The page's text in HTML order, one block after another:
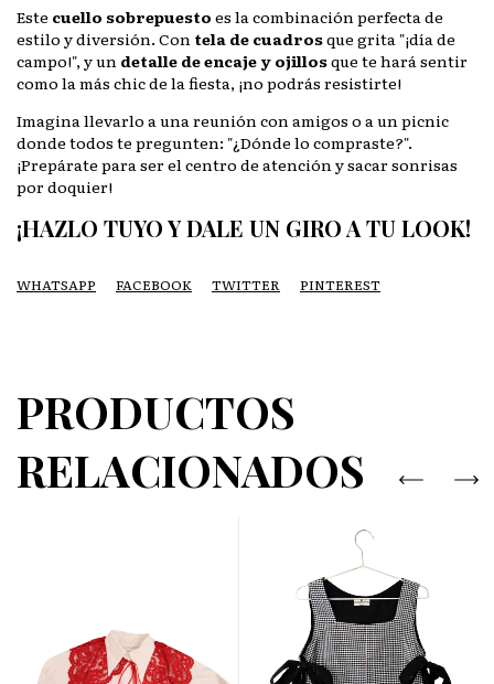
Este cuello sobrepuesto es la combinación perfecta de
estilo y diversión. Con tela de cuadrosque grita "¡día de
campo!", y un detalle de encaje y ojillosque te hará sentir
como la más chic de la fiesta, ¡no podrás resistirte!
Imagina llevarlo a una reunión con amigos o a un picnic
donde todos te pregunten: "¿Dónde lo compraste?".
¡Prepárate para ser el centro de atención y sacar sonrisas
por doquier!
¡HAZLO TUYO Y DALE UN GIRO A TU LOOK!
WHATSAPP FACEBOOK TWITTER PINTEREST
PRODUCTOS
RELACIONADOS